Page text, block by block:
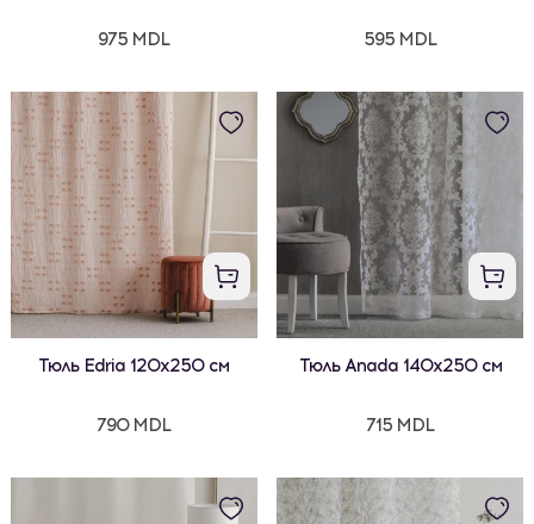
975 MDL 595 MDL
Тюль Edria 120x250 см
790 MDL
Тюль Anada 140x250 см
715 MDL